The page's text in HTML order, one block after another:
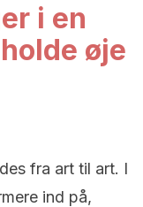
i en
øje
fra art til art. I
ind på,